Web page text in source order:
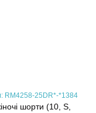
RM4258-25DR*-*1384
шорти (10, S,